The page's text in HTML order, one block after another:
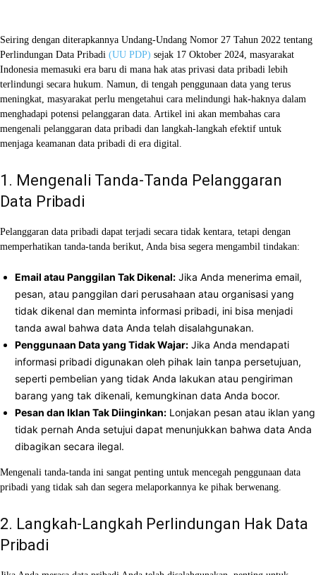
Seiring dengan diterapkannya Undang-Undang Nomor 27 Tahun 2022 tentang
Perlindungan Data Pribadi (UU PDP) sejak 17 Oktober 2024, masyarakat
Indonesia memasuki era baru di mana hak atas privasi data pribadi lebih
terlindungi secara hukum. Namun, di tengah penggunaan data yang terus
meningkat, masyarakat perlu mengetahui cara melindungi hak-haknya dalam
menghadapi potensi pelanggaran data. Artikel ini akan membahas cara
mengenali pelanggaran data pribadi dan langkah-langkah efektif untuk
menjaga keamanan data pribadi di era digital.
1. Mengenali Tanda-Tanda Pelanggaran
Data Pribadi
Pelanggaran data pribadi dapat terjadi secara tidak kentara, tetapi dengan
memperhatikan tanda-tanda berikut, Anda bisa segera mengambil tindakan:
Email atau Panggilan Tak Dikenal: Jika Anda menerima email,
pesan, atau panggilan dari perusahaan atau organisasi yang
tidak dikenal dan meminta informasi pribadi, ini bisa menjadi
tanda awal bahwa data Anda telah disalahgunakan.
Penggunaan Data yang Tidak Wajar: Jika Anda mendapati
informasi pribadi digunakan oleh pihak lain tanpa persetujuan,
seperti pembelian yang tidak Anda lakukan atau pengiriman
barang yang tak dikenali, kemungkinan data Anda bocor.
Pesan dan Iklan Tak Diinginkan: Lonjakan pesan atau iklan yang
tidak pernah Anda setujui dapat menunjukkan bahwa data Anda
dibagikan secara ilegal.
Mengenali tanda-tanda ini sangat penting untuk mencegah penggunaan data
pribadi yang tidak sah dan segera melaporkannya ke pihak berwenang.
2. Langkah-Langkah Perlindungan Hak Data
Pribadi